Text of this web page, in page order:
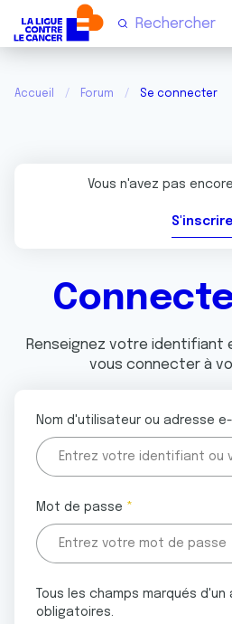
Accueil Forum Se connecter
Renseignez votre identifiant
vous connecter à
Nom d'utilisateur ou adresse e-
Mot de passe
Tous les champs marqués
obligatoires.
Vous n'avez pas
S'inscrire